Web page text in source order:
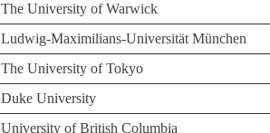
The University of Warwick
Ludwig-Maximilians-Universität München
The University of Tokyo
Duke University
University of British Columbia